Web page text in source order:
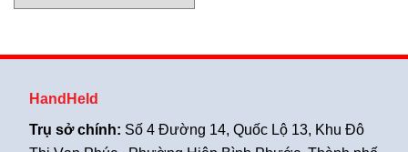
HandHeld
Trụ sở chính: Số 4 Đường 14, Quốc Lộ 13, Khu Đô